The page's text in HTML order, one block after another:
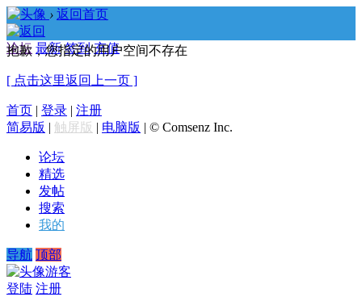
› 返回首页
论坛 最新 签到 充值
抱歉，您指定的用户空间不存在
[ 点击这里返回上一页 ]
首页 | 登录 | 注册
简易版 | 触屏版 | 电脑版 | © Comsenz Inc.
论坛
精选
发帖
搜索
我的
导航 顶部
游客
登陆 注册